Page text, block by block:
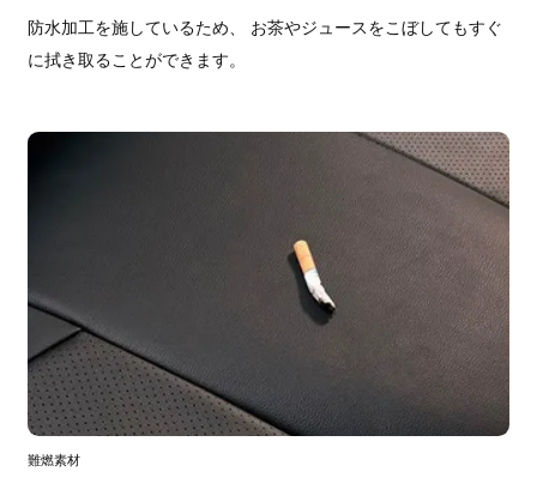
防水加工を施しているため、 お茶やジュースをこぼしてもすぐ
に拭き取ることができます。
難燃素材